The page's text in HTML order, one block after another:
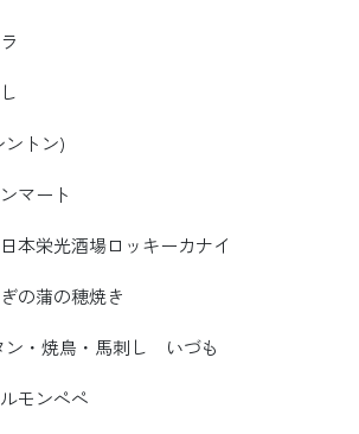
ントン)
マート
本栄光酒場ロッキーカナイ
の蒲の穂焼き
・馬刺し いづも
モンぺぺ